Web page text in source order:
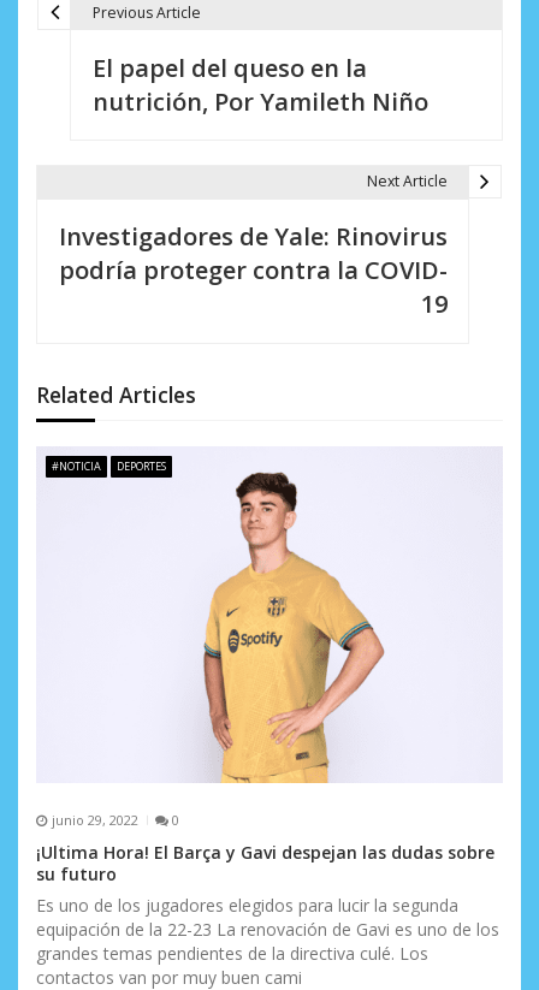
ó
n
d
a
s
Previous Article
El papel del queso en la
nutrición, Por Yamileth Niño
Next Article
Investigadores de Yale: Rinovirus
podría proteger contra la COVID-
19
Related Articles
#NOTICIA DEPORTES
junio 29, 2022 0
¡Ultima Hora! El Barça y Gavi despejan las dudas sobre
su futuro
Es uno de los jugadores elegidos para lucir la segunda
equipación de la 22-23 La renovación de Gavi es uno de los
grandes temas pendientes de la directiva culé. Los
contactos van por muy buen cami